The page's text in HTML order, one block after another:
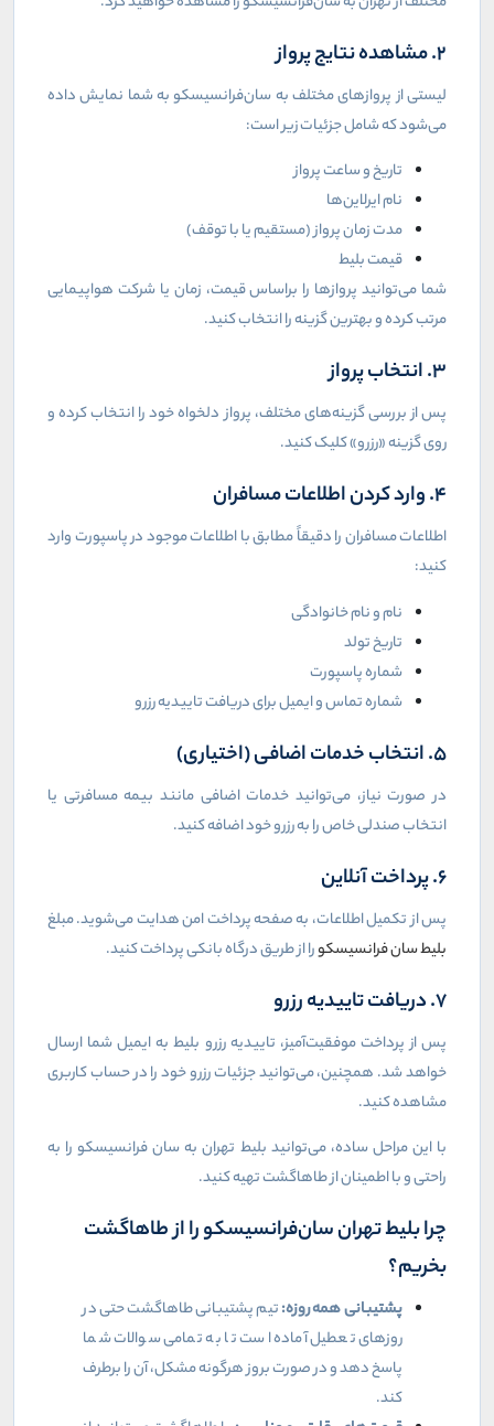
2. مشاهده نتایج پرواز
لیستی از پروازهای مختلف به سان‌فرانسیسکو به شما نمایش داده
می‌شود که شامل جزئیات زیر است:
تاریخ و ساعت پرواز
نام ایرلاین‌ها
مدت زمان پرواز (مستقیم یا با توقف)
قیمت بلیط
شما می‌توانید پروازها را براساس قیمت، زمان یا شرکت هواپیمایی
مرتب کرده و بهترین گزینه را انتخاب کنید.
3. انتخاب پرواز
پس از بررسی گزینه‌های مختلف، پرواز دلخواه خود را انتخاب کرده و
روی گزینه «رزرو» کلیک کنید.
4. وارد کردن اطلاعات مسافران
اطلاعات مسافران را دقیقاً مطابق با اطلاعات موجود در پاسپورت وارد
کنید:
نام و نام خانوادگی
تاریخ تولد
شماره پاسپورت
شماره تماس و ایمیل برای دریافت تاییدیه رزرو
5. انتخاب خدمات اضافی (اختیاری)
در صورت نیاز، می‌توانید خدمات اضافی مانند بیمه مسافرتی یا
انتخاب صندلی خاص را به رزرو خود اضافه کنید.
6. پرداخت آنلاین
پس از تکمیل اطلاعات، به صفحه پرداخت امن هدایت می‌شوید. مبلغ
بلیط سان فرانسیسکورا از طریق درگاه بانکی پرداخت کنید.
7. دریافت تاییدیه رزرو
پس از پرداخت موفقیت‌آمیز، تاییدیه رزرو بلیط به ایمیل شما ارسال
خواهد شد. همچنین، می‌توانید جزئیات رزرو خود را در حساب کاربری
مشاهده کنید.
با این مراحل ساده، می‌توانید بلیط تهران به سان فرانسیسکو را به
راحتی و با اطمینان از طاهاگشت تهیه کنید.
چرا بلیط تهران سان‌فرانسیسکو را از طاهاگشت
بخریم؟
پشتیبانی همه روزه:تیم پشتیبانی طاهاگشت حتی در
روزهای تعطیل آماده است تا به تمامی سوالات شما
پاسخ دهد و در صورت بروز هرگونه مشکل، آن را برطرف
کند.